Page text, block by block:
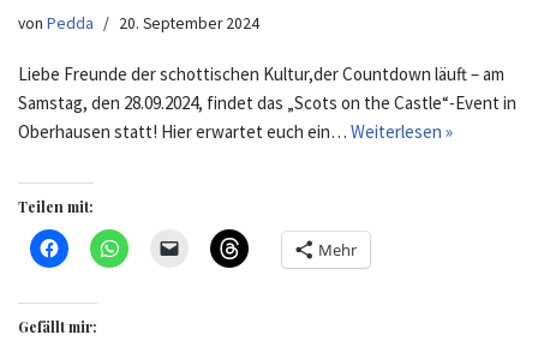
von Pedda 20. September 2024
Liebe Freunde der schottischen Kultur,der Countdown läuft – am
Samstag, den 28.09.2024, findet das „Scots on the Castle“-Event in
Oberhausen statt! Hier erwartet euch ein… Weiterlesen »
Teilen mit:
Mehr
Gefällt mir: